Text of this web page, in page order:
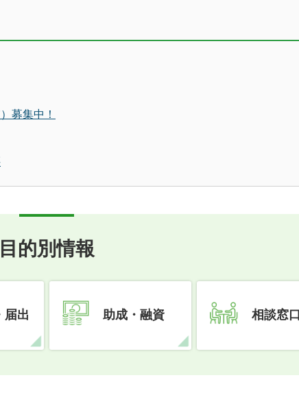
募集中！
目的別情報
届出 助成・融資 相談窓